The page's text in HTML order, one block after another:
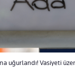
uğurlandı! Vasiyeti